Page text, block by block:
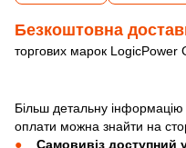
Безкоштовна
торгових марок LogicPower
Більш детальну
оплати можна знайти на
Самовивіз доступний